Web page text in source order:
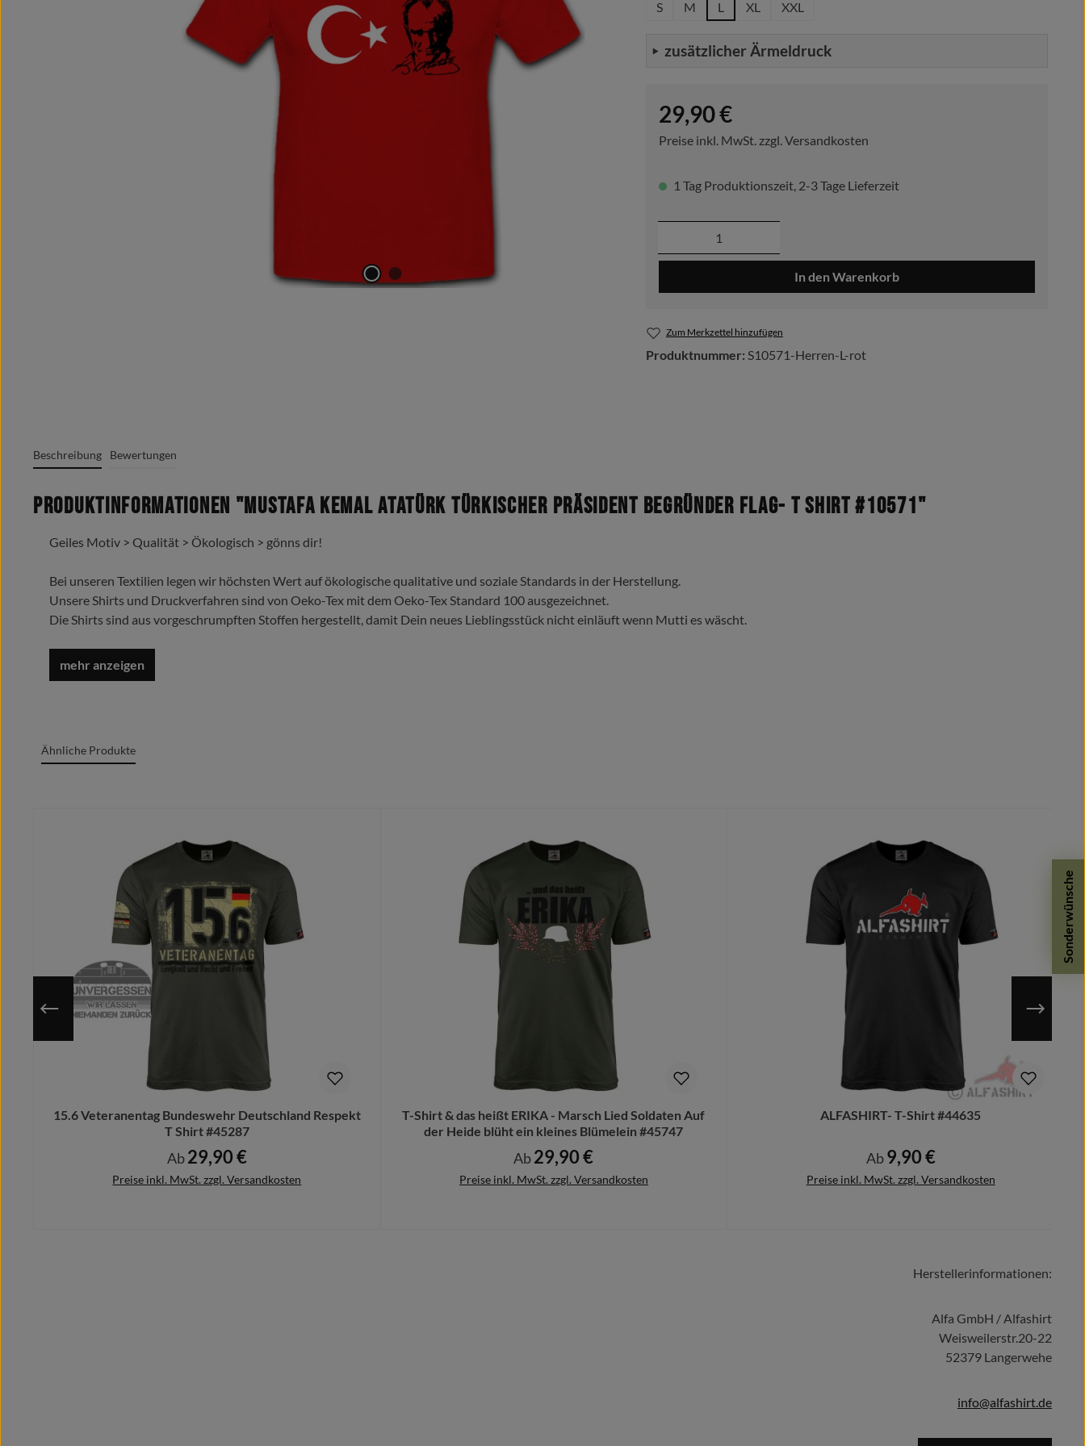
S
M L XL XXL
zusätzlicher Ärmeldruck
Regulärer Preis:
29,90 €
Preise inkl. MwSt. zzgl. Versandkosten
1 Tag Produktionszeit, 2-3 Tage Lieferzeit
Produkt Anzahl: Gib den gewünschten Wert ein
In den Warenkorb
Zum Merkzettel hinzufügen
Produktnummer: S10571-Herren-L-rot
Sonderwünsche
Beschreibung Bewertungen
Produktinformationen "Mustafa Kemal Atatürk Türkischer Präsident Begründer Flag- T Shirt #10571"
Geiles Motiv > Qualität > Ökologisch > gönns dir!
Bei unseren Textilien legen wir höchsten Wert auf ökologische qualitative und soziale Standards in der Herstellung.
Unsere Shirts und Druckverfahren sind von Oeko-Tex mit dem Oeko-Tex Standard 100 ausgezeichnet.
Die Shirts sind aus vorgeschrumpften Stoffen hergestellt, damit Dein neues Lieblingsstück nicht einläuft wenn Mutti es wäscht.
Trage es liebe es lebe es !
100% Baumwolle/cotton/coton(m.)/Algodón
Moderner zeitgemäßer Schnitt
Optimale Wärmeübertragung, angenehmes Tragegefühl
Extrem glatte und fusselfreie Oberfläche
Kragenband im Nacken für cleanes Finish
Individuell auf deine ausgewählte Größe gedruckt
Nutze die hinterlegte Größentabelle um sicher zu gehen, dass du die richtige Größe wählst.
Da das Motiv erst nach Bestelleingang auf deine gewählte Größe gedruckt wird, ist ein Umtausch nur aus Qualitätsmängeln möglich.
Du hast eine bessere/eigene Idee?
Schicke uns Deinen Motivwunsch vorab und wir designen Deinen Produktvorschlag kostenlos.
Bitte beachte hierbei, dass nach dem Kauf keine Änderungen mehr vorgenommen werden können.
Ähnliche Produkte
15.6 Veteranentag Bundeswehr Deutschland Respekt
T Shirt #45287
Regulärer Preis:
Ab29,90 €
Preise inkl. MwSt. zzgl. Versandkosten
T-Shirt & das heißt ERIKA - Marsch Lied Soldaten Auf
der Heide blüht ein kleines Blümelein #45747
Regulärer Preis:
Ab29,90 €
Preise inkl. MwSt. zzgl. Versandkosten
ALFASHIRT- T-Shirt #44635
Regulärer Preis:
Ab9,90 €
Preise inkl. MwSt. zzgl. Versandkosten
DetailsHerstellerinformationen:
Alfa GmbH / Alfashirt
Weisweilerstr.20-22
52379 Langerwehe
info@alfashirt.de